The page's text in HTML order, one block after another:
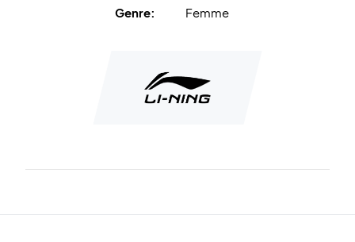
Genre:
Femme